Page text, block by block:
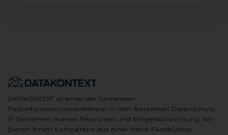
DATAKONTEXT ist einer der führenden
Fachinformationsdienstleister in den Bereichen Datenschutz,
IT-Sicherheit, Human Resources und Entgeltabrechnung. Wir
bieten Ihnen Kompetenz aus einer Hand: Fachbücher,